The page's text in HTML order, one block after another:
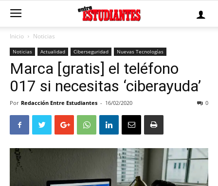
Inicio Noticias
Noticias Actualidad Ciberseguridad Nuevas Tecnologías
Marca [gratis] el teléfono
017 si necesitas ‘ciberayuda’
Por Redacción Entre Estudiantes - 16/02/2020 0